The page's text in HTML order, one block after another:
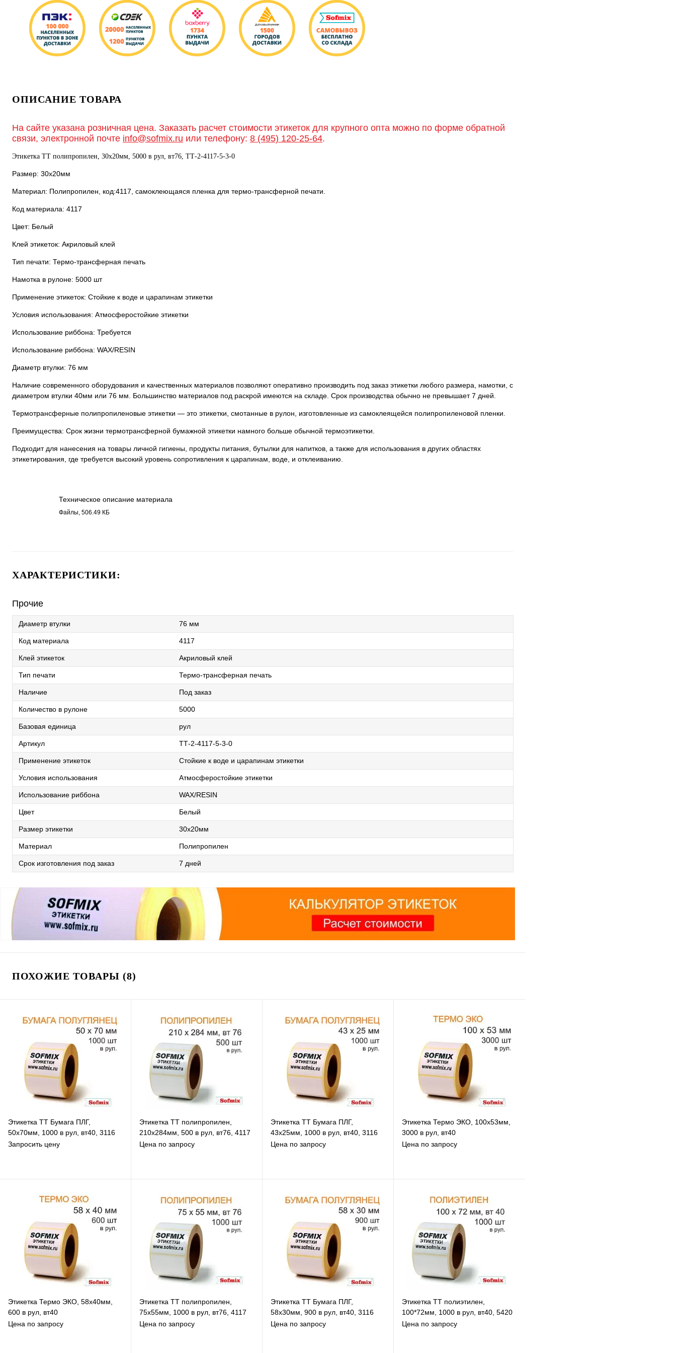
ОПИСАНИЕ ТОВАРА
На сайте указана розничная цена. Заказать расчет стоимости этикеток для крупного опта можно по форме обратной
связи, электронной почте info@sofmix.ru или телефону: 8 (495) 120-25-64.
Этикетка ТТ полипропилен, 30х20мм, 5000 в рул, вт76, TТ-2-4117-5-3-0
Размер: 30х20мм
Материал: Полипропилен, код:4117, самоклеющаяся пленка для термо-трансферной печати.
Код материала: 4117
Цвет: Белый
Клей этикеток: Акриловый клей
Тип печати: Термо-трансферная печать
Намотка в рулоне: 5000 шт
Применение этикеток: Стойкие к воде и царапинам этикетки
Условия использования: Атмосферостойкие этикетки
Использование риббона: Требуется
Использование риббона: WAX/RESIN
Диаметр втулки: 76 мм
Наличие современного оборудования и качественных материалов позволяют оперативно производить под заказ этикетки любого размера, намотки, с
диаметром втулки 40мм или 76 мм. Большинство материалов под раскрой имеются на складе. Срок производства обычно не превышает 7 дней.
Термотрансферные полипропиленовые этикетки — это этикетки, смотанные в рулон, изготовленные из самоклеящейся полипропиленовой пленки.
Преимущества: Срок жизни термотрансферной бумажной этикетки намного больше обычной термоэтикетки.
Подходит для нанесения на товары личной гигиены, продукты питания, бутылки для напитков, а также для использования в других областях
этикетирования, где требуется высокий уровень сопротивления к царапинам, воде, и отклеиванию.
Техническое описание материала
Полипропилен 4117.pdf
Файлы, 506.49 КБ
ХАРАКТЕРИСТИКИ:
Прочие
Диаметр втулки 76 мм
Код материала 4117
Клей этикеток Акриловый клей
Тип печати Термо-трансферная печать
Наличие Под заказ
Количество в рулоне 5000
Базовая единица рул
Артикул TТ-2-4117-5-3-0
Применение этикеток Стойкие к воде и царапинам этикетки
Условия использования Атмосферостойкие этикетки
Использование риббона WAX/RESIN
Цвет Белый
Размер этикетки 30х20мм
Материал Полипропилен
Срок изготовления под заказ 7 дней
ПОХОЖИЕ ТОВАРЫ (8)
Этикетка ТТ Бумага ПЛГ,
50х70мм, 1000 в рул, вт40, 3116
Запросить цену
В избранное
К сравнению
Под заказ
Этикетка ТТ полипропилен,
210х284мм, 500 в рул, вт76, 4117
Цена по запросу
В избранное
К сравнению
Под заказ
Этикетка ТТ Бумага ПЛГ,
43х25мм, 1000 в рул, вт40, 3116
Цена по запросу
В избранное
К сравнению
В наличии
Этикетка Термо ЭКО, 100х53мм,
3000 в рул, вт40
Цена по запросу
В избранное
К сравнению
Под заказ
Этикетка Термо ЭКО, 58х40мм,
600 в рул, вт40
Цена по запросу
Этикетка ТТ полипропилен,
75х55мм, 1000 в рул, вт76, 4117
Цена по запросу
Этикетка ТТ Бумага ПЛГ,
58х30мм, 900 в рул, вт40, 3116
Цена по запросу
Этикетка ТТ полиэтилен,
100*72мм, 1000 в рул, вт40, 5420
Цена по запросу